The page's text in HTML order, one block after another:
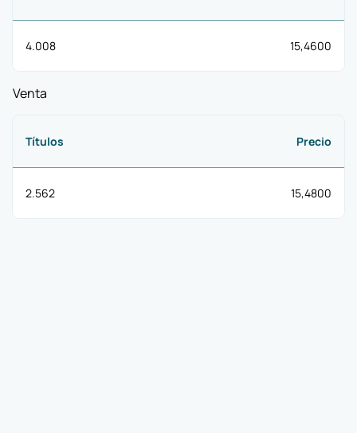
4.008 15,4600
Venta
Títulos Precio
2.562 15,4800